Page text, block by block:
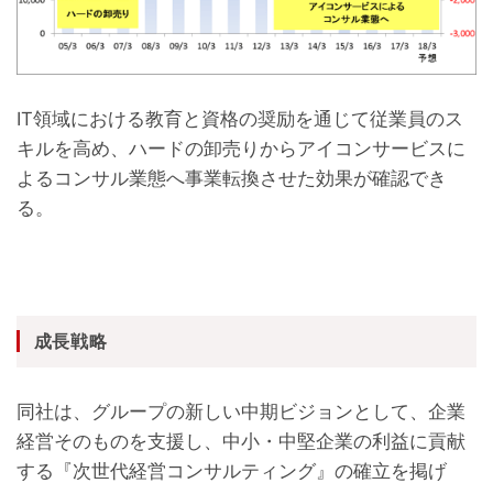
IT領域における教育と資格の奨励を通じて従業員のス
キルを高め、ハードの卸売りからアイコンサービスに
よるコンサル業態へ事業転換させた効果が確認でき
る。
成長戦略
同社は、グループの新しい中期ビジョンとして、企業
経営そのものを支援し、中小・中堅企業の利益に貢献
する『次世代経営コンサルティング』の確立を掲げ